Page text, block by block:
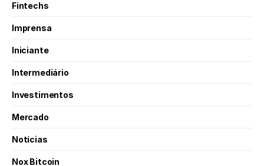
Fintechs
Imprensa
Iniciante
Intermediário
Investimentos
Mercado
Notícias
Nox Bitcoin